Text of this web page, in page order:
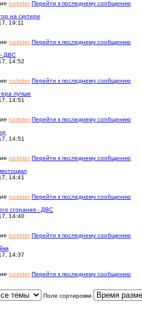
ruckster Перейти к последнему сообщению
на скутере
19:11
ruckster Перейти к последнему сообщению
- ДВС
14:52
ruckster Перейти к последнему сообщению
лучше
14:51
ruckster Перейти к последнему сообщению
14:51
ruckster Перейти к последнему сообщению
14:41
ruckster Перейти к последнему сообщению
сгорания - ДВС
14:40
ruckster Перейти к последнему сообщению
14:37
ruckster Перейти к последнему сообщению
Поле сортировки